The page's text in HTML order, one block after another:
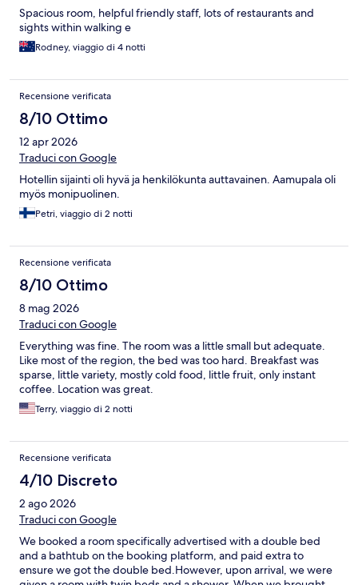
Spacious room, helpful friendly staff, lots of restaurants and
sights within walking e
Rodney, viaggio di 4 notti
Recensione verificata
8/10 Ottimo
12 apr 2026
Traduci con Google
Hotellin sijainti oli hyvä ja henkilökunta auttavainen. Aamupala oli
myös monipuolinen.
Petri, viaggio di 2 notti
Recensione verificata
8/10 Ottimo
8 mag 2026
Traduci con Google
Everything was fine. The room was a little small but adequate.
Like most of the region, the bed was too hard. Breakfast was
sparse, little variety, mostly cold food, little fruit, only instant
coffee. Location was great.
Terry, viaggio di 2 notti
Recensione verificata
4/10 Discreto
2 ago 2026
Traduci con Google
We booked a room specifically advertised with a double bed
and a bathtub on the booking platform, and paid extra to
ensure we got the double bed. ​However, upon arrival, we were